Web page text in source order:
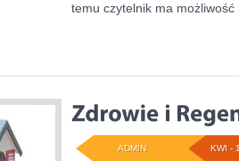
temu czytelnik ma możliwość
KWI -
ADMIN